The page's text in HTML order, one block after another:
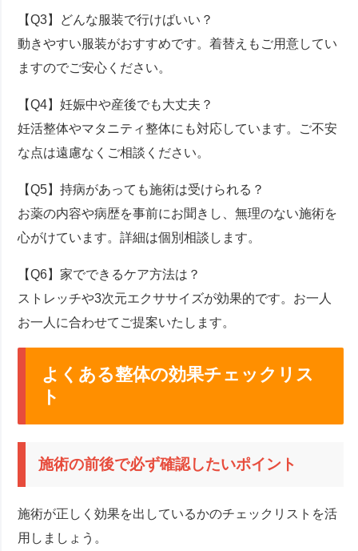
【Q3】どんな服装で行けばいい？
動きやすい服装がおすすめです。着替えもご用意してい
ますのでご安心ください。
【Q4】妊娠中や産後でも大丈夫？
妊活整体やマタニティ整体にも対応しています。ご不安
な点は遠慮なくご相談ください。
【Q5】持病があっても施術は受けられる？
お薬の内容や病歴を事前にお聞きし、無理のない施術を
心がけています。詳細は個別相談します。
【Q6】家でできるケア方法は？
ストレッチや3次元エクササイズが効果的です。お一人
お一人に合わせてご提案いたします。
よくある整体の効果チェックリス
ト
施術の前後で必ず確認したいポイント
施術が正しく効果を出しているかのチェックリストを活
用しましょう。